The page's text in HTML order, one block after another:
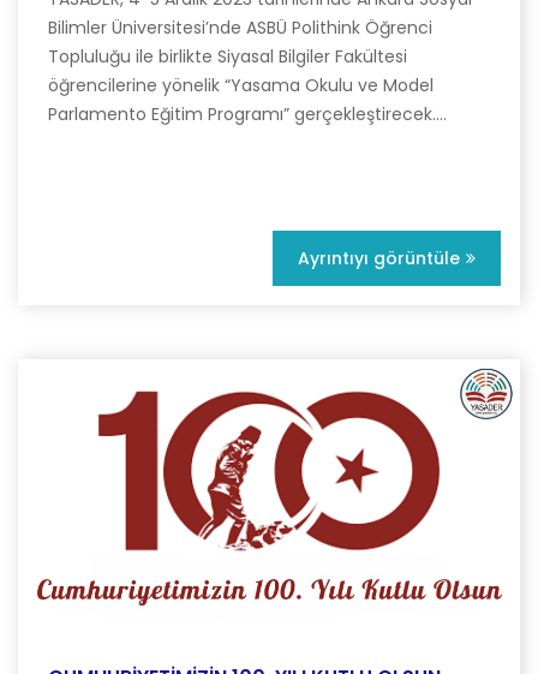
Bilimler Üniversitesi’nde ASBÜ Polithink Öğrenci
Topluluğu ile birlikte Siyasal Bilgiler Fakültesi
öğrencilerine yönelik “Yasama Okulu ve Model
Parlamento Eğitim Programı” gerçekleştirecek....
Ayrıntıyı görüntüle